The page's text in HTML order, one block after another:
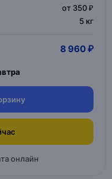
от 350 ₽
5 кг
8 960 ₽
онлайн